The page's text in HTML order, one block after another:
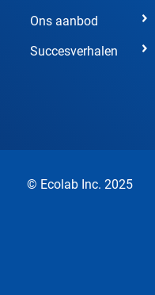
Ons aanbod
Succesverhalen
© Ecolab Inc. 2025